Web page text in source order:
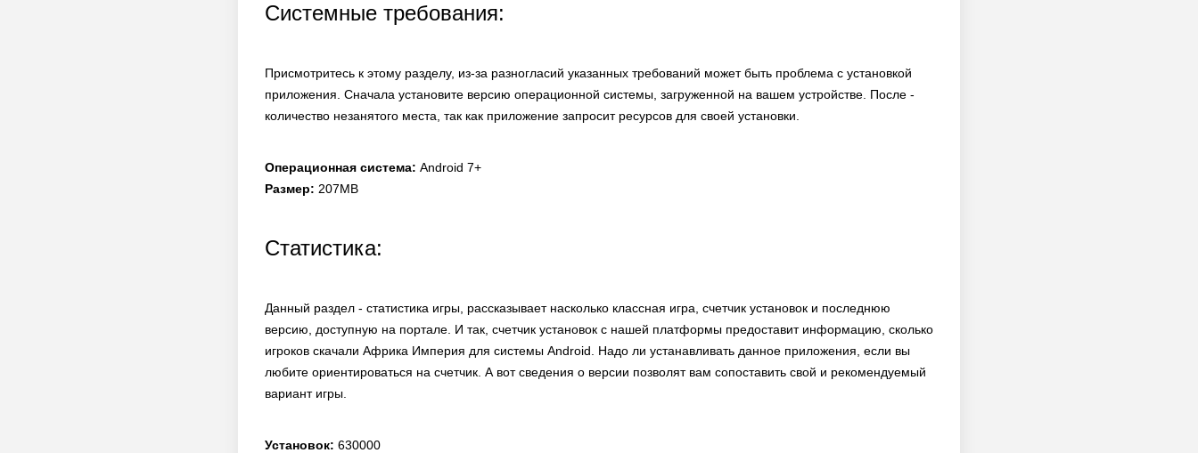
Системные требования:
Присмотритесь к этому разделу, из-за разногласий указанных требований может быть проблема с установкой
приложения. Сначала установите версию операционной системы, загруженной на вашем устройстве. После -
количество незанятого места, так как приложение запросит ресурсов для своей установки.
Операционная система: Android 7+
Размер: 207MB
Статистика:
Данный раздел - статистика игры, рассказывает насколько классная игра, счетчик установок и последнюю
версию, доступную на портале. И так, счетчик установок с нашей платформы предоставит информацию, сколько
игроков скачали Африка Империя для системы Android. Надо ли устанавливать данное приложения, если вы
любите ориентироваться на счетчик. А вот сведения о версии позволят вам сопоставить свой и рекомендуемый
вариант игры.
Установок: 630000